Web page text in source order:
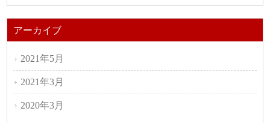
アーカイブ
2021年5月
2021年3月
2020年3月